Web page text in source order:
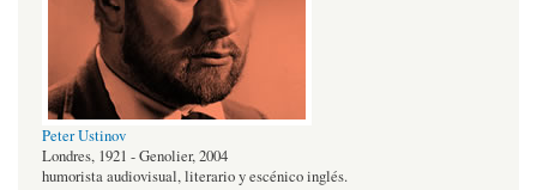
Peter Ustinov
Londres, 1921 - Genolier, 2004
humorista audiovisual, literario y escénico inglés.